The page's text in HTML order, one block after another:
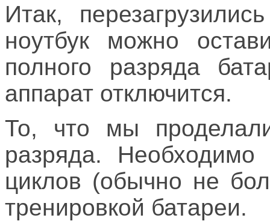
Итак,
ноутбук можно
полного разряда
аппарат отключится.
То, что мы
разряда. Необходимо
циклов (обычно не
тренировкой батареи.